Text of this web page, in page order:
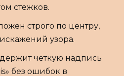
стежков.
строго по центру,
узора.
чёткую надпись
без ошибок в